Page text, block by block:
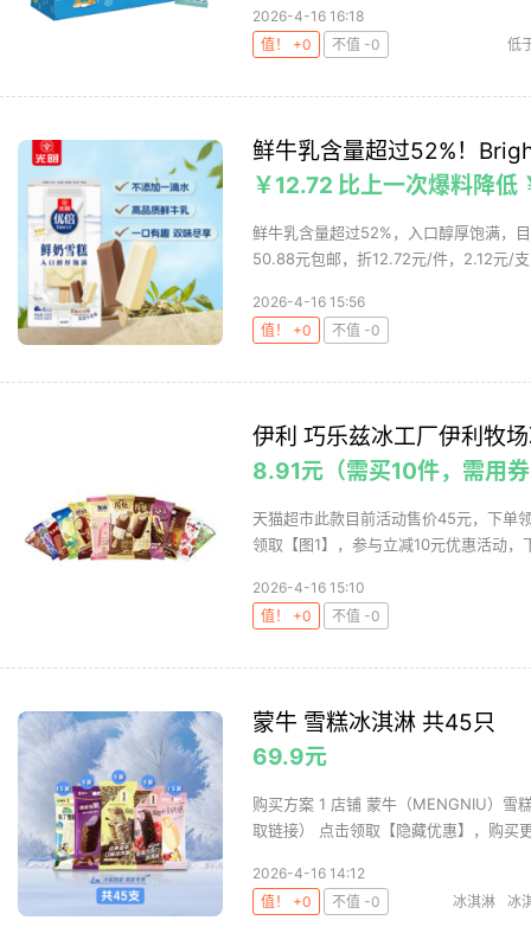
2026-4-16 16:18
值！ +0
不值 -0 低
鲜牛乳含量超过52%！
￥12.72 比上一次爆料降低
鲜牛乳含量超过52%，入口醇厚饱满，
50.88元包邮，折12.72元/件，2.12元/
2026-4-16 15:56
值！ +0
不值 -0
伊利 巧乐兹冰工厂伊利牧
8.91元（需买10件，需用
天猫超市此款目前活动售价45元，下单
领取【图1】，参与立减10元优惠活动，
2026-4-16 15:10
值！ +0
不值 -0
蒙牛 雪糕冰淇淋 共45只
69.9元
购买方案 1 店铺 蒙牛（MENGNIU）雪
取链接） 点击领取【隐藏优惠】，购买
2026-4-16 14:12
值！ +0
不值 -0 冰淇淋 冰